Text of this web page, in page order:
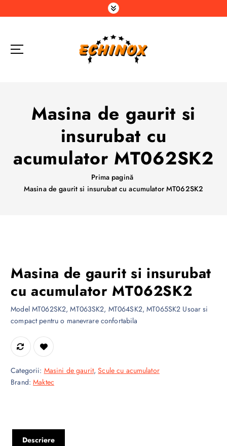
a
Masina de gaurit si
insurubat cu
acumulator MT062SK2
Prima pagină
Masina de gaurit si insurubat cu acumulator MT062SK2
Masina de gaurit si insurubat
cu acumulator MT062SK2
Model MT062SK2, MT063SK2, MT064SK2, MT065SK2 Usoar si
compact pentru o manevrare confortabila
Categorii: Masini de gaurit,Scule cu acumulator
Brand:Maktec
Descriere